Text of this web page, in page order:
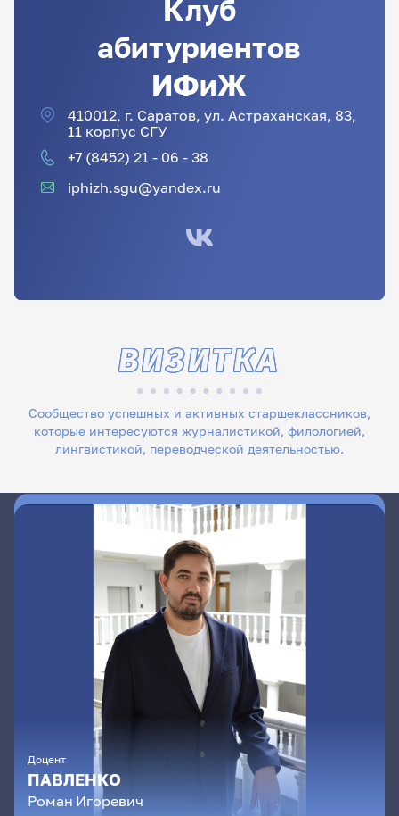
Клуб
абитуриентов
ИФиЖ
410012, г. Саратов, ул. Астраханская, 83,
11 корпус СГУ
+7 (8452) 21 - 06 - 38
iphizh.sgu@yandex.ru
Сообщество успешных и активных старшеклассников,
которые интересуются журналистикой, филологией,
лингвистикой, переводческой деятельностью.
ВИЗИТКА
Доцент
ПАВЛЕНКО
Роман Игоревич